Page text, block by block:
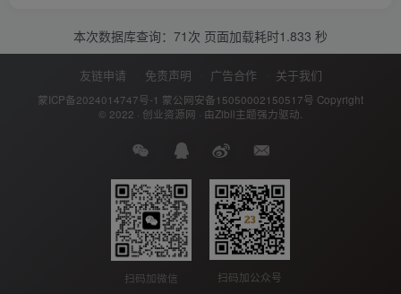
本次数据库查询：71次 页面加载耗时1.833 秒
友链申请 免责声明 广告合作 关于我们
蒙ICP备2024014747号-1 蒙公网安备15050002150517号 Copyright
© 2022 · 创业资源网 · 由Zibll主题强力驱动.
扫码加微信 扫码加公众号